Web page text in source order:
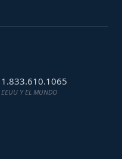
1.833.610.1065
EEUU Y EL MUNDO